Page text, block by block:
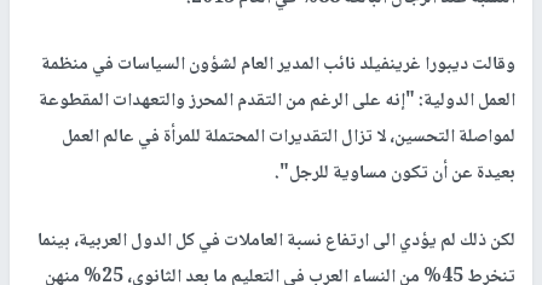
وقالت ديبورا غرينفيلد نائب المدير العام لشؤون السياسات في منظمة
العمل الدولية: "إنه على الرغم من التقدم المحرز والتعهدات المقطوعة
لمواصلة التحسين، لا تزال التقديرات المحتملة للمرأة في عالم العمل
بعيدة عن أن تكون مساوية للرجل".
لكن ذلك لم يؤدي الى ارتفاع نسبة العاملات في كل الدول العربية، بينما
تنخرط 45% من النساء العرب في التعليم ما بعد الثانوي، 25% منهن